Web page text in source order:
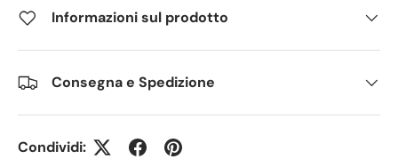
Informazioni sul prodotto
Consegna e Spedizione
Condividi: